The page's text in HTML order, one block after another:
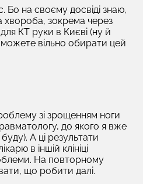
Бо на своєму досвіді знаю,
хвороба, зокрема через
КТ руки в Києві (ну й
можете вільно обирати цей
зі зрощенням ноги
до якого я вже
А ці результати
в іншій клініці
На повторному
що робити далі.